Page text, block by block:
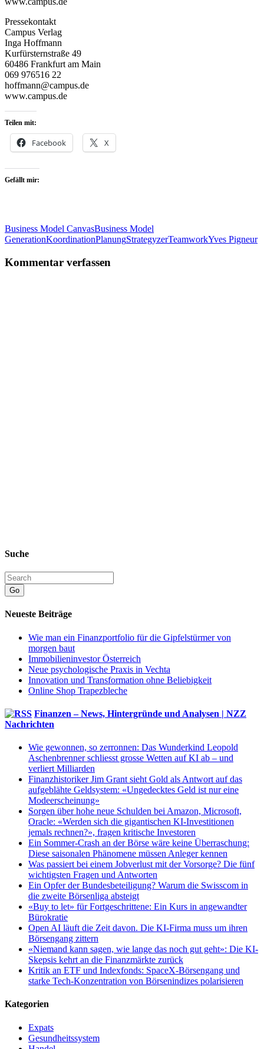
Pressekontakt
Campus Verlag
Inga Hoffmann
Kurfürsternstraße 49
60486 Frankfurt am Main
069 976516 22
hoffmann@campus.de
www.campus.de
Teilen mit:
Facebook X
Gefällt mir:
Business Model CanvasBusiness Model
GenerationKoordinationPlanungStrategyzerTeamworkYves Pigneur
Kommentar verfassen
Suche
Go
Neueste Beiträge
Wie man ein Finanzportfolio für die Gipfelstürmer von
morgen baut
Immobilieninvestor Österreich
Neue psychologische Praxis in Vechta
Innovation und Transformation ohne Beliebigkeit
Online Shop Trapezbleche
Finanzen – News, Hintergründe und Analysen | NZZ
Nachrichten
Wie gewonnen, so zerronnen: Das Wunderkind Leopold
Aschenbrenner schliesst grosse Wetten auf KI ab – und
verliert Milliarden
Finanzhistoriker Jim Grant sieht Gold als Antwort auf das
aufgeblähte Geldsystem: «Ungedecktes Geld ist nur eine
Modeerscheinung»
Sorgen über hohe neue Schulden bei Amazon, Microsoft,
Oracle: «Werden sich die gigantischen KI-Investitionen
jemals rechnen?», fragen kritische Investoren
Ein Sommer-Crash an der Börse wäre keine Überraschung:
Diese saisonalen Phänomene müssen Anleger kennen
Was passiert bei einem Jobverlust mit der Vorsorge? Die fünf
wichtigsten Fragen und Antworten
Ein Opfer der Bundesbeteiligung? Warum die Swisscom in
die zweite Börsenliga absteigt
«Buy to let» für Fortgeschrittene: Ein Kurs in angewandter
Bürokratie
Open AI läuft die Zeit davon. Die KI-Firma muss um ihren
Börsengang zittern
«Niemand kann sagen, wie lange das noch gut geht»: Die KI-
Skepsis kehrt an die Finanzmärkte zurück
Kritik an ETF und Indexfonds: SpaceX-Börsengang und
starke Tech-Konzentration von Börsenindizes polarisieren
Kategorien
Expats
Gesundheitssystem